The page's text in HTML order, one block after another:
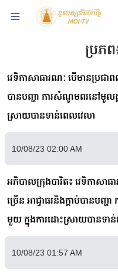
ប្រភព
វេទិកាសាធារណៈ បើមានប្រជាព
បានបញ្ហា ការសំណូមពរនៅមូលដ្ឋ
ស្រាយបានទាន់ពេលវេលា
10/08/23 02:00 AM
អភិបាលក្រុងបាវិត៖ វេទិកាសាធ
ច្រើន អាជ្ញាធរនិងក្តាប់បានបញ្
មួយ ក្នុងការដោះស្រាយបានទាន់
10/08/23 01:57 AM